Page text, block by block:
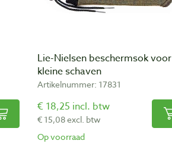
Lie-Nielsen beschermsok voor
kleine schaven
Artikelnummer: 17831
€ 18,25 incl. btw
€ 15,08 excl. btw
Op voorraad